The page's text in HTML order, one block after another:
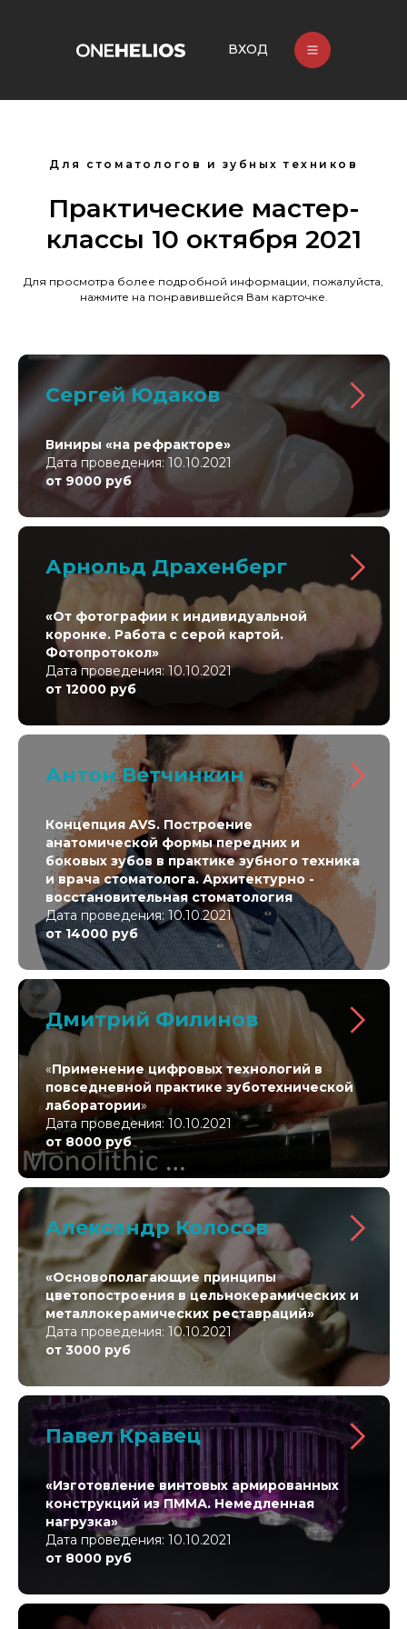
ВХОД
Для стоматологов и зубных техников
Практические мастер-
классы 10 октября 2021
Для просмотра более подробной информации, пожалуйста,
нажмите на понравившейся Вам карточке.
Сергей Юдаков
Виниры «на рефракторе»
Дата проведения: 10.10.2021
от 9000 руб
Арнольд Драхенберг
«От фотографии к индивидуальной
коронке. Работа с серой картой.
Фотопротокол»
Дата проведения: 10.10.2021
от 12000 руб
Антон Ветчинкин
Концепция AVS. Построение
анатомической формы передних и
боковых зубов в практике зубного техника
и врача стоматолога. Архитектурно -
восстановительная стоматология
Дата проведения: 10.10.2021
от 14000 руб
Дмитрий Филинов
«Применение цифровых технологий в
повседневной практике зуботехнической
лаборатории»
Дата проведения: 10.10.2021
от 8000 руб
Александр Колосов
«Основополагающие принципы
цветопостроения в цельнокерамических и
металлокерамических реставраций»
Дата проведения: 10.10.2021
от 3000 руб
Павел Кравец
«Изготовление винтовых армированных
конструкций из ПММА. Немедленная
нагрузка»
Дата проведения: 10.10.2021
от 8000 руб